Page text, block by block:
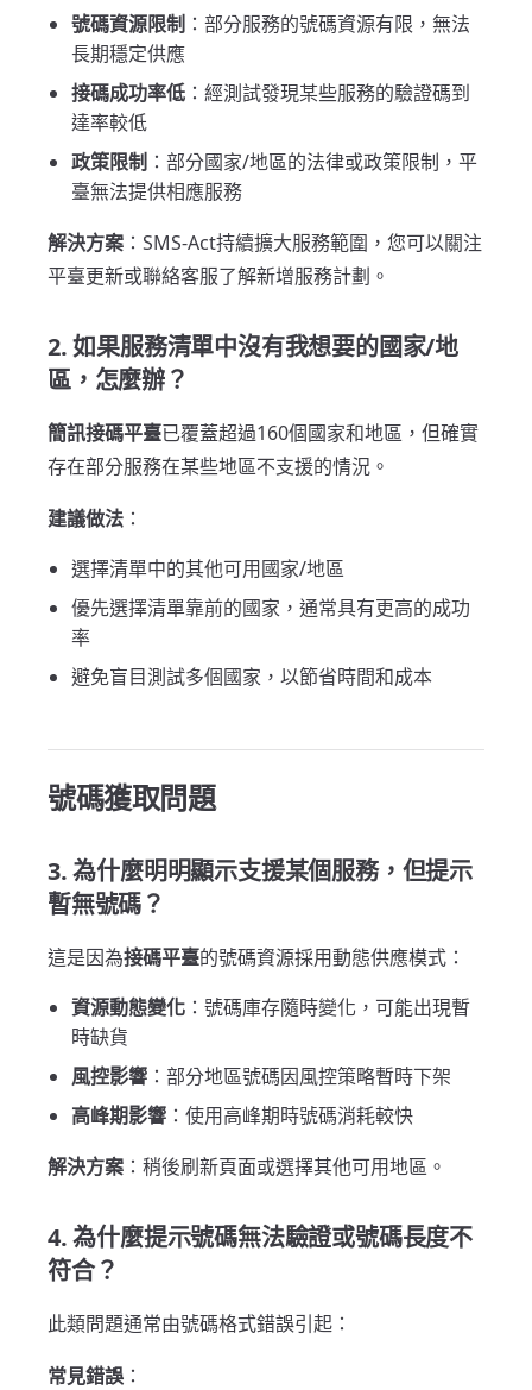
號碼資源限制 ：部分服務的號碼資源有限，無法
長期穩定供應
接碼成功率低 ：經測試發現某些服務的驗證碼到
達率較低
政策限制 ：部分國家/地區的法律或政策限制，平
臺無法提供相應服務
解決方案 ：SMS-Act持續擴大服務範圍，您可以關注
平臺更新或聯絡客服了解新增服務計劃。
2. 如果服務清單中沒有我想要的國家/地
區，怎麼辦？
簡訊接碼平臺已覆蓋超過160個國家和地區，但確實
存在部分服務在某些地區不支援的情況。
建議做法 ：
選擇清單中的其他可用國家/地區
優先選擇清單靠前的國家，通常具有更高的成功
率
避免盲目測試多個國家，以節省時間和成本
號碼獲取問題
3. 為什麼明明顯示支援某個服務，但提示
暫無號碼？
這是因為接碼平臺的號碼資源採用動態供應模式：
資源動態變化 ：號碼庫存隨時變化，可能出現暫
時缺貨
風控影響 ：部分地區號碼因風控策略暫時下架
高峰期影響 ：使用高峰期時號碼消耗較快
解決方案 ：稍後刷新頁面或選擇其他可用地區。
4. 為什麼提示號碼無法驗證或號碼長度不
符合？
此類問題通常由號碼格式錯誤引起：
常見錯誤 ：